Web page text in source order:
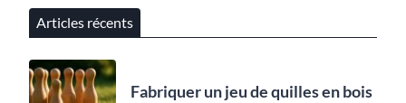
Articles récents
Fabriquer un jeu de quilles en bois